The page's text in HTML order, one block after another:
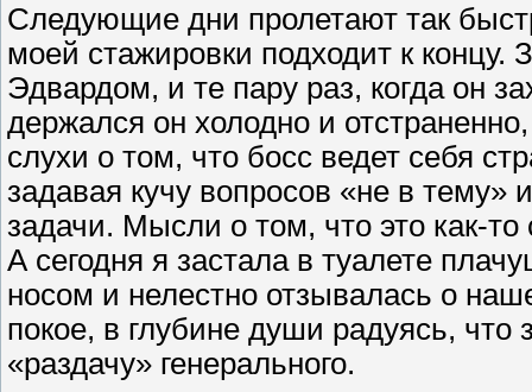
Следующие дни пролетают так
моей стажировки подходит к
Эдвардом, и те пару раз, когда он
держался он холодно и
слухи о том, что босс ведет себя
задавая кучу вопросов «не в
задачи. Мысли о том, что это как-то
А сегодня я застала в туалете
носом и нелестно отзывалась о
покое, в глубине души радуясь,
«раздачу» генерального.